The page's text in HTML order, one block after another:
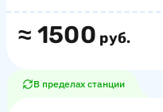
≈ 1500 руб.
В пределах станции